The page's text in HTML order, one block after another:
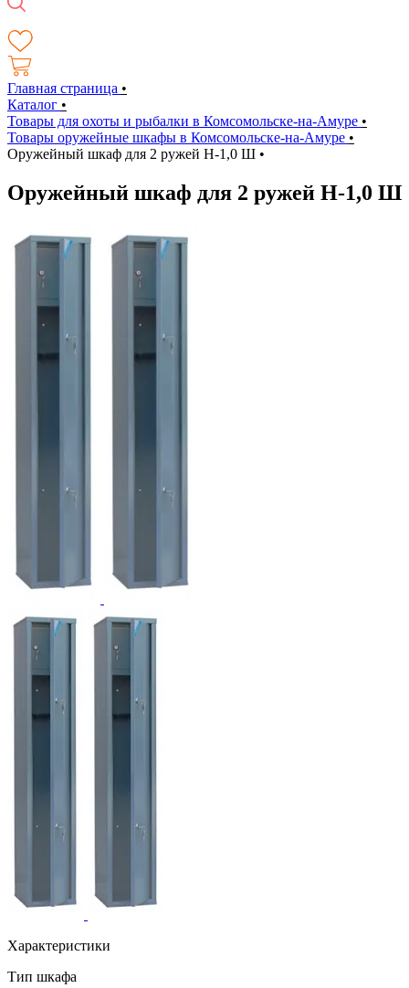
Главная страница •
Каталог •
Товары для охоты и рыбалки в Комсомольске-на-Амуре •
Товары оружейные шкафы в Комсомольске-на-Амуре •
Оружейный шкаф для 2 ружей Н-1,0 Ш •
Оружейный шкаф для 2 ружей Н-1,0 Ш
Характеристики
Тип шкафа